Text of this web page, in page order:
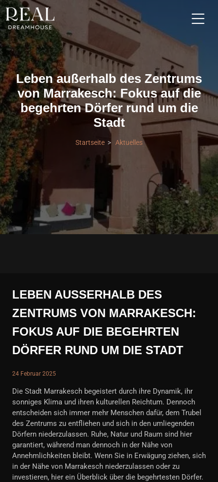
Leben außerhalb des Zentrums
von Marrakesch: Fokus auf die
begehrten Dörfer rund um die
Stadt
Startseite Aktuelles
LEBEN AUSSERHALB DES Z
ENTRUMS VON MARRAKESCH: F
OKUS AUF DIE BEGEHRTEN D
ÖRFER RUND UM DIE STADT
24 Februar 2025
Die Stadt Marrakesch begeistert durch ihre Dynamik, ihr
sonniges Klima und ihren kulturellen Reichtum. Dennoch
entscheiden sich immer mehr Menschen dafür, dem Trubel
des Zentrums zu entfliehen und sich in den umliegenden
Dörfern niederzulassen. Ruhe, Natur und Raum sind hier
garantiert, während man dennoch in der Nähe von
Annehmlichkeiten bleibt. Wenn Sie in Erwägung ziehen, sich
in der Nähe von Marrakesch niederzulassen oder zu
investieren, hier ein Überblick über die begehrtesten Dörfer.